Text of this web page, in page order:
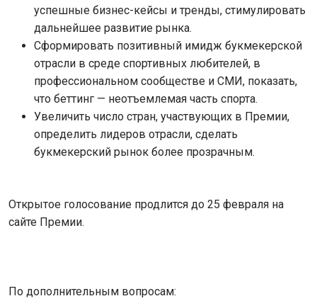
успешные бизнес-кейсы и тренды, стимулировать
дальнейшее развитие рынка.
Сформировать позитивный имидж букмекерской
отрасли в среде спортивных любителей, в
профессиональном сообществе и СМИ, показать,
что беттинг — неотъемлемая часть спорта.
Увеличить число стран, участвующих в Премии,
определить лидеров отрасли, сделать
букмекерский рынок более прозрачным.
Открытое голосование продлится до 25 февраля на
сайте Премии.
По дополнительным вопросам: